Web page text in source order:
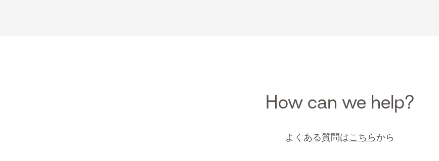
How can we help?
よくある質問はこちら から